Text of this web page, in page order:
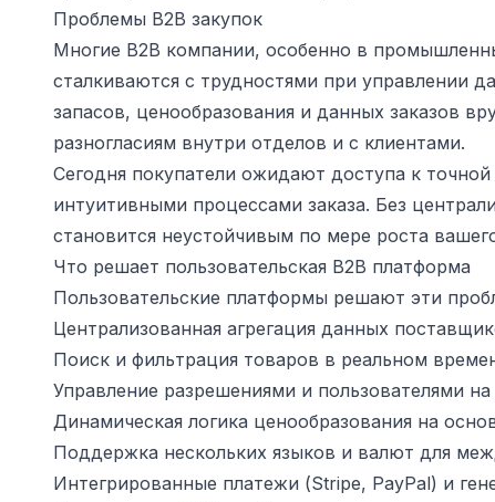
Проблемы B2B закупок
Многие B2B компании, особенно в
сталкиваются с трудностями при управлении
запасов, ценообразования и данных заказов
разногласиям внутри отделов и с клиентами.
Сегодня покупатели ожидают доступа к
интуитивными процессами заказа. Без
становится неустойчивым по мере роста
Что решает пользовательская B2B платформа
Пользовательские платформы решают эти
Централизованная агрегация данных
Поиск и фильтрация товаров в реальном
Управление разрешениями и пользователями
Динамическая логика ценообразования на
Поддержка нескольких языков и валют для
Интегрированные платежи (Stripe, PayPal) и